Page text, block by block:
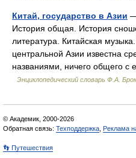
Китай, государство в Азии
История общая. История
литература. Китайская
центральной Азии известна
названиями, ничего общего
Энциклопедический словарь Ф.А.
© Академик, 2000-2026
Обратная связь: Техподдержка Реклама
👣 Путешествия